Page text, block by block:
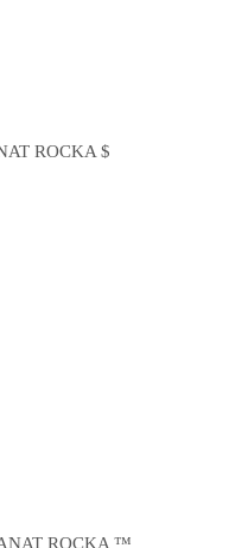
ROCKA $
ROCKA ™